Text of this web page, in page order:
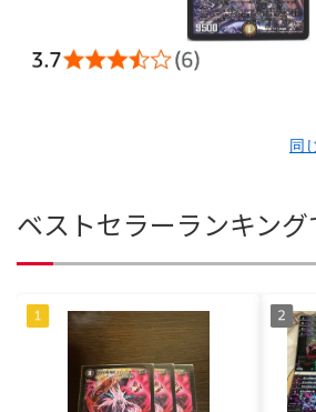
同
ベストセラーランキング